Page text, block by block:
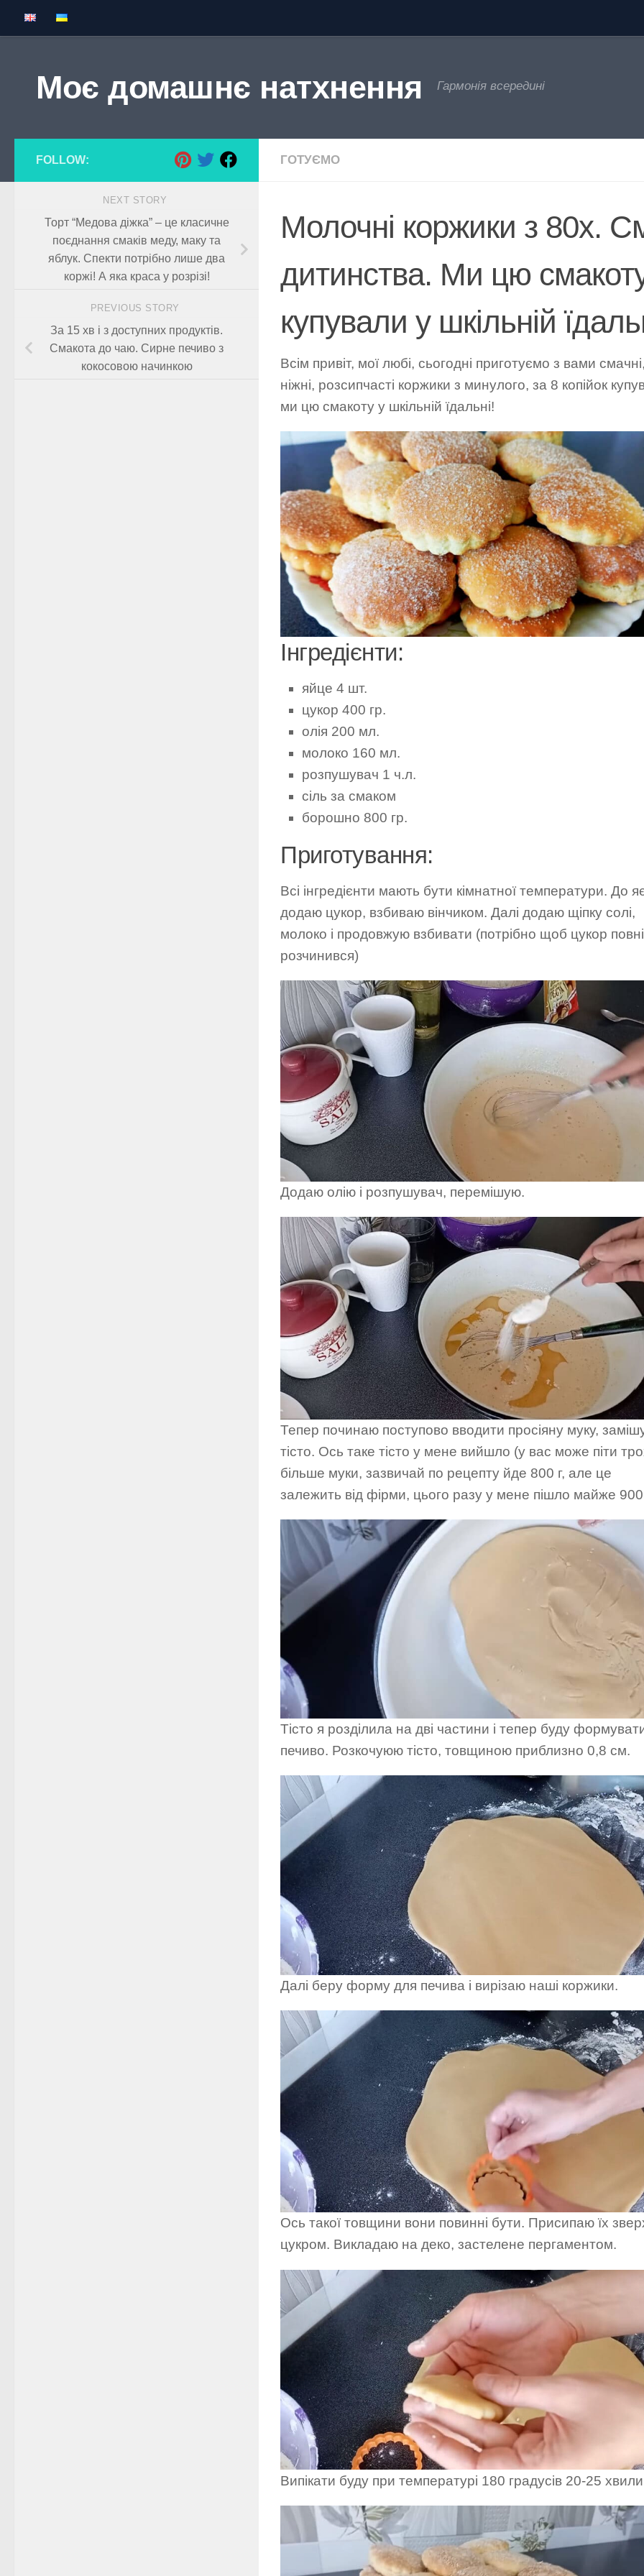
Skip to content
Моє домашнє натхнення Гармонія всередині
ГОТУЄМО
Молочні коржики з 80х.
дитинства. Ми цю
купували у шкільній
Всім привіт, мої любі, сьогодні приготуємо з вами
ніжні, розсипчасті коржики з минулого, за 8 копійок
ми цю смакоту у шкільній їдальні!
Інгредієнти:
яйце 4 шт.
цукор 400 гр.
олія 200 мл.
молоко 160 мл.
розпушувач 1 ч.л.
сіль за смаком
борошно 800 гр.
Приготування:
Всі інгредієнти мають бути кімнатної температури. До
додаю цукор, взбиваю вінчиком. Далі додаю щіпку солі,
молоко і продовжую взбивати (потрібно щоб цукор
розчинився)
Додаю олію і розпушувач, перемішую.
Тепер починаю поступово вводити просіяну муку,
тісто. Ось таке тісто у мене вийшло (у вас може піти
більше муки, зазвичай по рецепту йде 800 г, але це
залежить від фірми, цього разу у мене пішло майже 900
Тісто я розділила на дві частини і тепер буду
печиво. Розкочуюю тісто, товщиною приблизно 0,8 см.
Далі беру форму для печива і вирізаю наші коржики.
Ось такої товщини вони повинні бути. Присипаю їх
цукром. Викладаю на деко, застелене пергаментом.
Випікати буду при температурі 180 градусів 20-25
FOLLOW:
NEXT STORY
Торт “Медова діжка” – це класичне
поєднання смаків меду, маку та
яблук. Спекти потрібно лише два
коржі! А яка краса у розрізі!
PREVIOUS STORY
За 15 хв і з доступних продуктів.
Смакота до чаю. Сирне печиво з
кокосовою начинкою